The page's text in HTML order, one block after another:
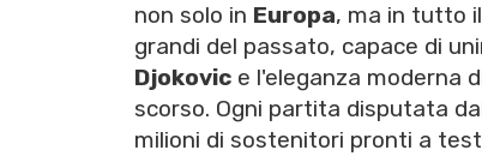
non solo in Europa, ma in tutto
grandi del passato, capace di
Djokovic e l'eleganza moderna
scorso. Ogni partita disputata
milioni di sostenitori pronti a